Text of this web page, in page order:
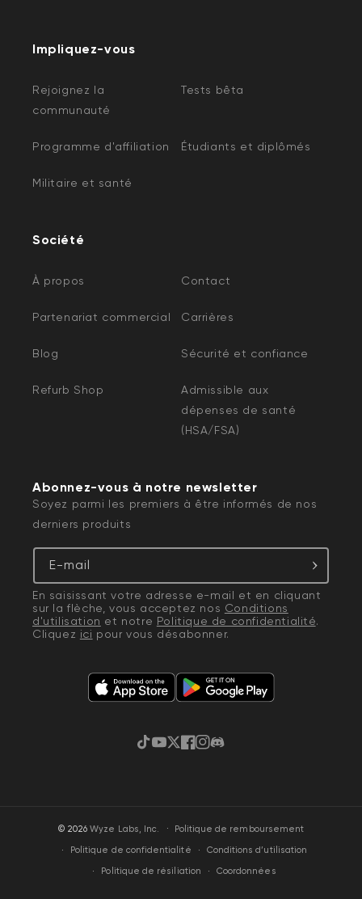
Impliquez-vous
Rejoignez la
communauté
Tests bêta
Programme d'affiliation Étudiants et diplômés
Militaire et santé
Société
À propos Contact
Partenariat commercial Carrières
Blog Sécurité et confiance
Refurb Shop
Admissible aux
dépenses de santé
(HSA/FSA)
Abonnez-vous à notre newsletter
Soyez parmi les premiers à être informés de nos
derniers produits
E-mail
En saisissant votre adresse e-mail et en cliquant
sur la flèche, vous acceptez nos Conditions
d'utilisation et notre Politique de confidentialité.
Cliquez ici pour vous désabonner.
TikTokYouTube
Gazouillement
Facebook
Instagram
Discorde
© 2026Wyze Labs, Inc. ·
Politique de remboursement
Politique de confidentialité
Conditions d’utilisation
Politique de résiliation
Coordonnées